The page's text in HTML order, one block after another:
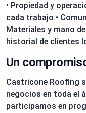
• Propiedad y
cada trabajo •
Materiales y mano
historial de clientes
Un
Castricone Roofing
negocios en toda el
participamos en